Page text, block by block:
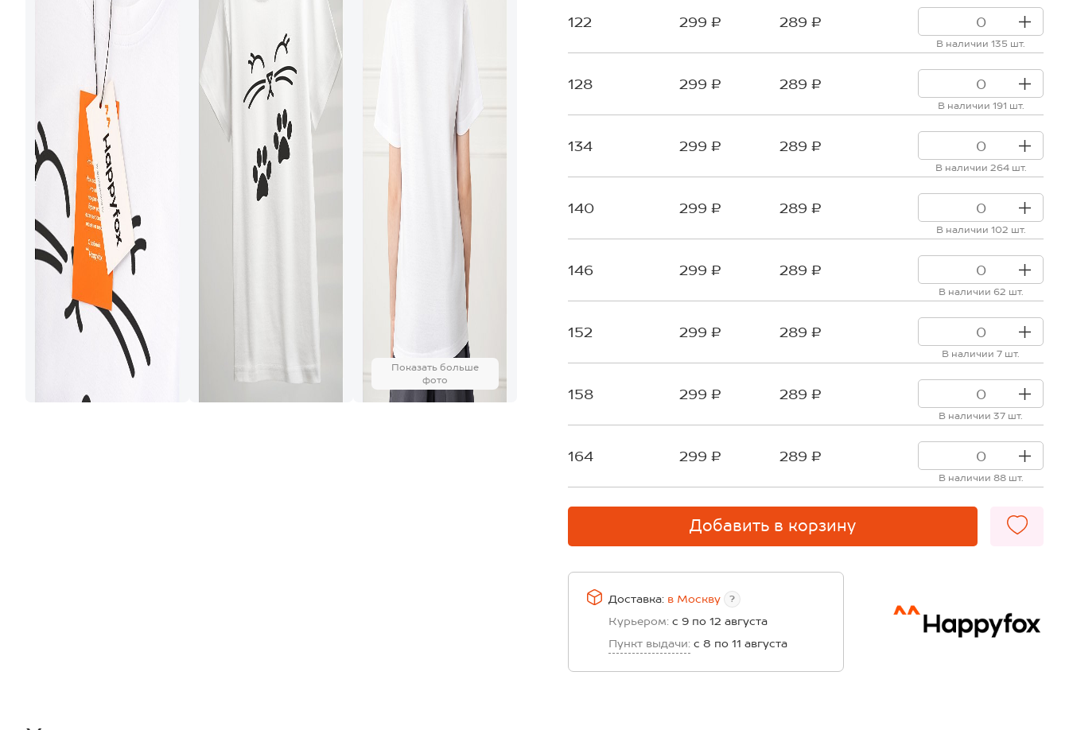
Показать больше
фото
122 299 ₽ 289 ₽
В наличии 135 шт.
128 299 ₽ 289 ₽
В наличии 191 шт.
134 299 ₽ 289 ₽
В наличии 264 шт.
140 299 ₽ 289 ₽
В наличии 102 шт.
146 299 ₽ 289 ₽
В наличии 62 шт.
152 299 ₽ 289 ₽
В наличии 7 шт.
158 299 ₽ 289 ₽
В наличии 37 шт.
164 299 ₽ 289 ₽
В наличии 88 шт.
Добавить в корзину
Доставка: в Москву ?
Курьером: с 9 по 12 августа
Пункт выдачи: с 8 по 11 августа